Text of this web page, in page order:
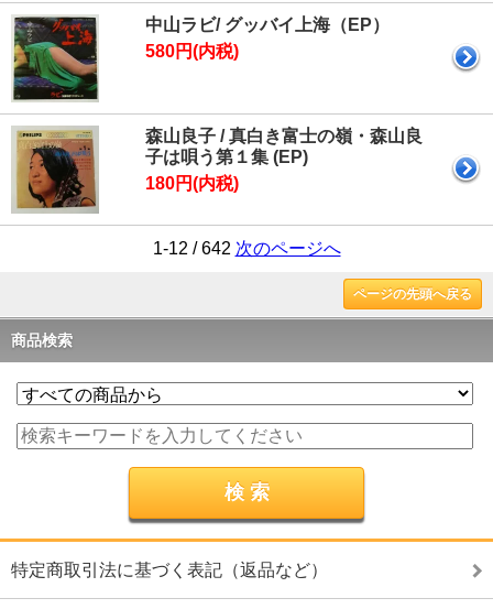
中山ラビ/ グッバイ上海（EP）
580円(内税)
森山良子 / 真白き富士の嶺・森山良
子は唄う第１集 (EP)
180円(内税)
1-12 / 642 次のページへ
ページの先頭へ戻る
商品検索
特定商取引法に基づく表記（返品など）